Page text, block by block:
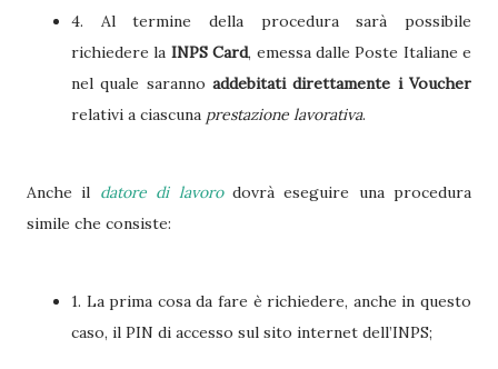
4. Al termine della procedura sarà possibile
richiedere la INPS Card, emessa dalle Poste Italiane e
nel quale saranno addebitati direttamente i Voucher
relativi a ciascuna prestazione lavorativa.
Anche il datore di lavorodovrà eseguire una procedura
simile che consiste:
1. La prima cosa da fare è richiedere, anche in questo
caso, il PIN di accesso sul sito internet dell’INPS;